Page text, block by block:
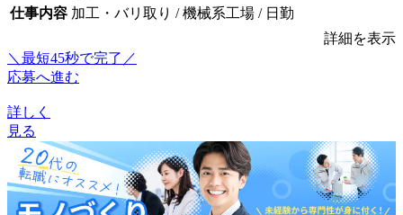
仕事内容 加工・バリ取り / 機械系工場 / 日勤
詳細を表示
＼最短45秒で完了／
応募へ進む
詳しく
見る